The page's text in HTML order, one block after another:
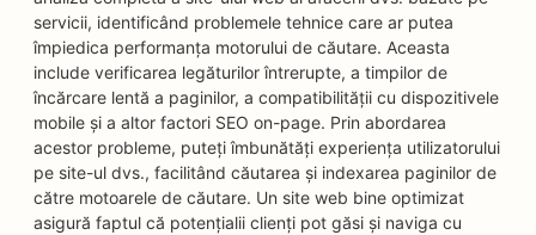
servicii, identificând problemele tehnice care ar putea
împiedica performanța motorului de căutare. Aceasta
include verificarea legăturilor întrerupte, a timpilor de
încărcare lentă a paginilor, a compatibilității cu dispozitivele
mobile și a altor factori SEO on-page. Prin abordarea
acestor probleme, puteți îmbunătăți experiența utilizatorului
pe site-ul dvs., facilitând căutarea și indexarea paginilor de
către motoarele de căutare. Un site web bine optimizat
asigură faptul că potențialii clienți pot găsi și naviga cu